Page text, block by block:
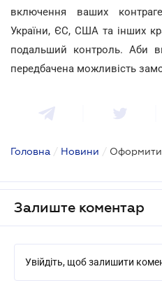
включення ваших
України, ЄС, США та інших
подальший контроль. Аби
передбачена можливість
Головна / Новини / Оформити
Залиште коментар
Увійдіть, щоб залишити